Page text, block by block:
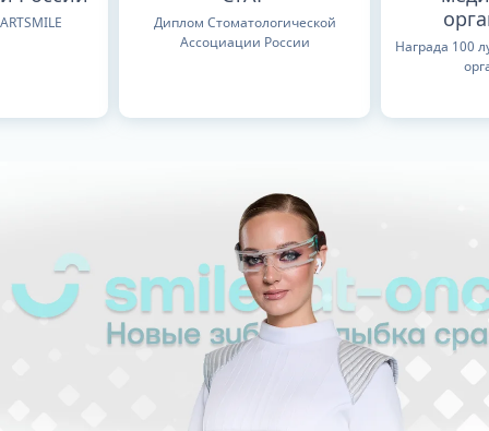
Диплом Стоматологической
Ассоциации России
Награда 100